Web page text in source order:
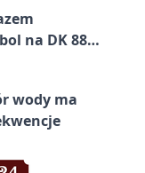
na DK 88
wody ma